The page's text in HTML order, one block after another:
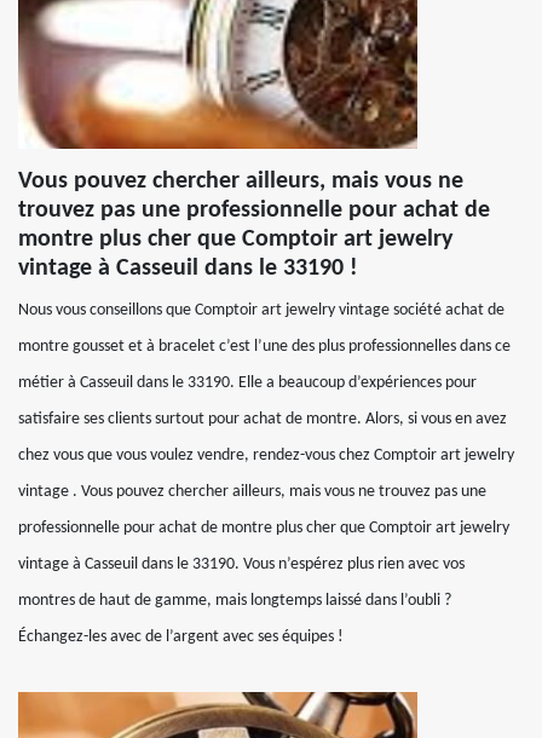
Vous pouvez chercher ailleurs, mais vous ne
trouvez pas une professionnelle pour achat de
montre plus cher que Comptoir art jewelry
vintage à Casseuil dans le 33190 !
Nous vous conseillons que Comptoir art jewelry vintage société achat de
montre gousset et à bracelet c’est l’une des plus professionnelles dans ce
métier à Casseuil dans le 33190. Elle a beaucoup d’expériences pour
satisfaire ses clients surtout pour achat de montre. Alors, si vous en avez
chez vous que vous voulez vendre, rendez-vous chez Comptoir art jewelry
vintage . Vous pouvez chercher ailleurs, mais vous ne trouvez pas une
professionnelle pour achat de montre plus cher que Comptoir art jewelry
vintage à Casseuil dans le 33190. Vous n’espérez plus rien avec vos
montres de haut de gamme, mais longtemps laissé dans l’oubli ?
Échangez-les avec de l’argent avec ses équipes !